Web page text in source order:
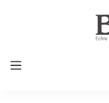
Zum Hauptinhalt springen